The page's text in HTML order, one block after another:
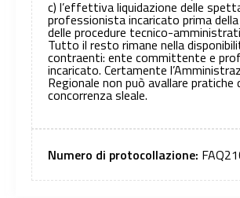
c) l’effettiva liquidazione delle
professionista incaricato prima
delle procedure tecnico-
Tutto il resto rimane nella
contraenti: ente committente e
incaricato. Certamente
Regionale non può avallare pratiche
concorrenza sleale.
Numero di protocollazione: